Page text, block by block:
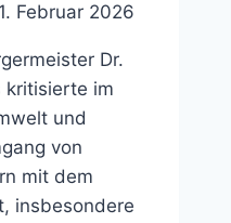
Februar 2026
Dr.
kritisierte im
und
von
mit dem
insbesondere